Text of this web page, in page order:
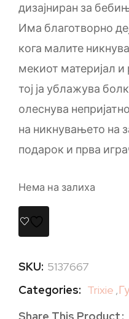
дизајниран за
Има благотворно
кога малите
мекиот материјал и
тој ја ублажува
олеснува
на никнувањето на
подарок и прва
Нема на залиха
SKU: 5137667
Categories: Trixie ,